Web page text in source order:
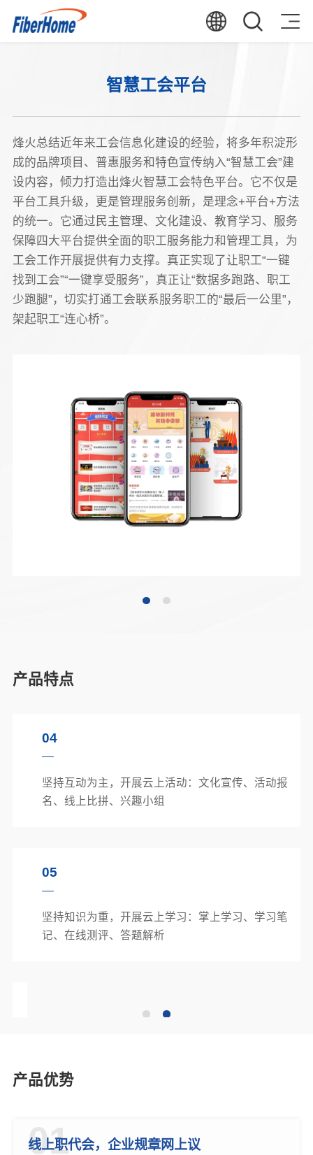
智慧工会平台
烽火总结近年来工会信息化建设的经验，将多年积淀形
成的品牌项目、普惠服务和特色宣传纳入“智慧工会”建
设内容，倾力打造出烽火智慧工会特色平台。它不仅是
平台工具升级，更是管理服务创新，是理念+平台+方法
的统一。它通过民主管理、文化建设、教育学习、服务
保障四大平台提供全面的职工服务能力和管理工具，为
工会工作开展提供有力支撑。真正实现了让职工“一键
找到工会”“一键享受服务”，真正让“数据多跑路、职工
少跑腿”，切实打通工会联系服务职工的“最后一公里”，
架起职工“连心桥”。
产品特点
04
坚持互动为主，开展云上活动：文化宣传、活动报
名、线上比拼、兴趣小组
05
坚持知识为重，开展云上学习：掌上学习、学习笔
记、在线测评、答题解析
产品优势
01
线上职代会，企业规章网上议